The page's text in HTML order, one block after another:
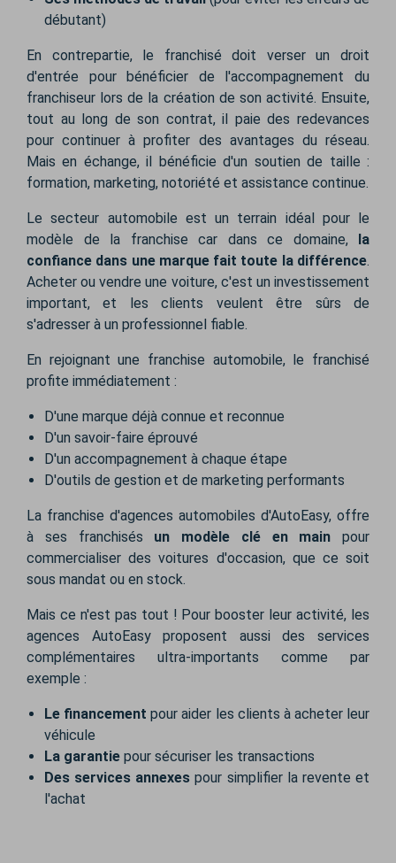
débutant)
En contrepartie, le franchisé doit verser un droit
d'entrée pour bénéficier de l'accompagnement du
franchiseur lors de la création de son activité. Ensuite,
tout au long de son contrat, il paie des redevances
pour continuer à profiter des avantages du réseau.
Mais en échange, il bénéficie d'un soutien de taille :
formation, marketing, notoriété et assistance continue.
Le secteur automobile est un terrain idéal pour le
modèle de la franchise car dans ce domaine, la
confiance dans une marque fait toute la différence.
Acheter ou vendre une voiture, c'est un investissement
important, et les clients veulent être sûrs de
s'adresser à un professionnel fiable.
En rejoignant une franchise automobile, le franchisé
profite immédiatement :
D'une marque déjà connue et reconnue
D'un savoir-faire éprouvé
D'un accompagnement à chaque étape
D'outils de gestion et de marketing performants
La franchise d'agences automobiles d'AutoEasy, offre
à ses franchisés un modèle clé en main pour
commercialiser des voitures d'occasion, que ce soit
sous mandat ou en stock.
Mais ce n'est pas tout ! Pour booster leur activité, les
agences AutoEasy proposent aussi des services
complémentaires ultra-importants comme par
exemple :
Le financement pour aider les clients à acheter leur
véhicule
La garantie pour sécuriser les transactions
Des services annexes pour simplifier la revente et
l'achat